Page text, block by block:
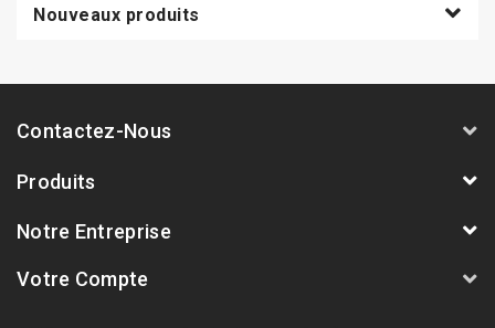
Nouveaux produits
Contactez-Nous
Produits
Notre Entreprise
Votre Compte